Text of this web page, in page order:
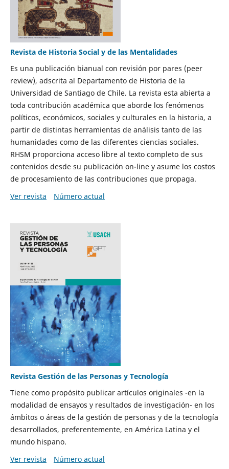
Revista de Historia Social y de las Mentalidades
Es una publicación bianual con revisión por pares (peer
review), adscrita al Departamento de Historia de la
Universidad de Santiago de Chile. La revista esta abierta a
toda contribución académica que aborde los fenómenos
políticos, económicos, sociales y culturales en la historia, a
partir de distintas herramientas de análisis tanto de las
humanidades como de las diferentes ciencias sociales.
RHSM proporciona acceso libre al texto completo de sus
contenidos desde su publicación on-line y asume los costos
de procesamiento de las contribuciones que propaga.
Ver revista
Número actual
Revista Gestión de las Personas y Tecnología
Tiene como propósito publicar artículos originales -en la
modalidad de ensayos y resultados de investigación- en los
ámbitos o áreas de la gestión de personas y de la tecnología
desarrollados, preferentemente, en América Latina y el
mundo hispano.
Ver revista
Número actual